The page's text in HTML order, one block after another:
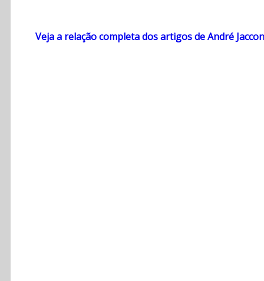
Veja a relação completa dos artigos de André Jaccon